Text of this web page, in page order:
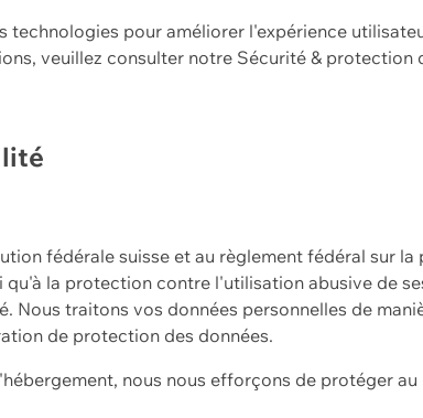
technologies pour améliorer l'expérience
veuillez consulter notre Sécurité & protection
fédérale suisse et au règlement fédéral sur
la protection contre l'utilisation abusive de
Nous traitons vos données personnelles de
de protection des données.
nous nous efforçons de protéger